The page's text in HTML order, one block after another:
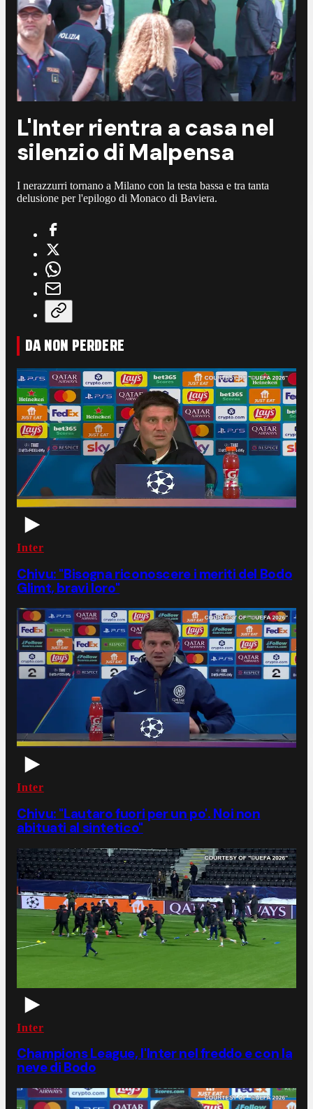
L'Inter rientra a casa nel
silenzio di Malpensa
I nerazzurri tornano a Milano con la testa bassa e tra tanta
delusione per l'epilogo di Monaco di Baviera.
DA NON PERDERE
Inter
Chivu: "Bisogna riconoscere i meriti del Bodo
Glimt, bravi loro"
Inter
Chivu: "Lautaro fuori per un po'. Noi non
abituati al sintetico"
Inter
Champions League, l'Inter nel freddo e con la
neve di Bodo